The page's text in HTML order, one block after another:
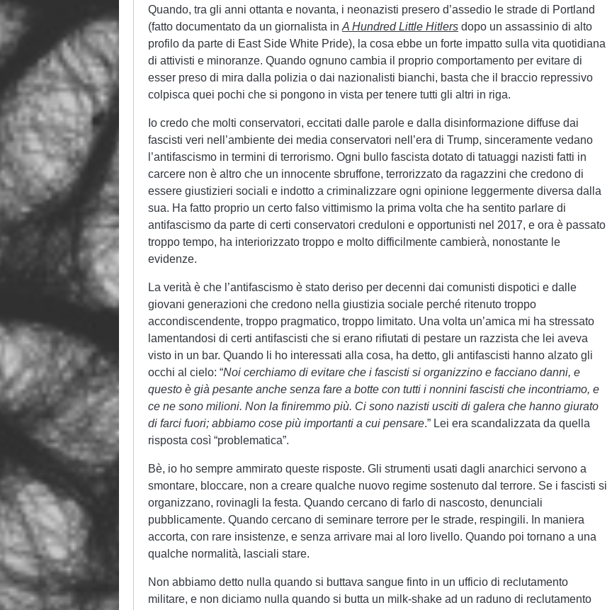
Quando, tra gli anni ottanta e novanta, i neonazisti presero d’assedio le strade di Portland
(fatto documentato da un giornalista in A Hundred Little Hitlers dopo un assassinio di alto
profilo da parte di East Side White Pride), la cosa ebbe un forte impatto sulla vita quotidiana
di attivisti e minoranze. Quando ognuno cambia il proprio comportamento per evitare di
esser preso di mira dalla polizia o dai nazionalisti bianchi, basta che il braccio repressivo
colpisca quei pochi che si pongono in vista per tenere tutti gli altri in riga.
Io credo che molti conservatori, eccitati dalle parole e dalla disinformazione diffuse dai
fascisti veri nell’ambiente dei media conservatori nell’era di Trump, sinceramente vedano
l’antifascismo in termini di terrorismo. Ogni bullo fascista dotato di tatuaggi nazisti fatti in
carcere non è altro che un innocente sbruffone, terrorizzato da ragazzini che credono di
essere giustizieri sociali e indotto a criminalizzare ogni opinione leggermente diversa dalla
sua. Ha fatto proprio un certo falso vittimismo la prima volta che ha sentito parlare di
antifascismo da parte di certi conservatori creduloni e opportunisti nel 2017, e ora è passato
troppo tempo, ha interiorizzato troppo e molto difficilmente cambierà, nonostante le
evidenze.
La verità è che l’antifascismo è stato deriso per decenni dai comunisti dispotici e dalle
giovani generazioni che credono nella giustizia sociale perché ritenuto troppo
accondiscendente, troppo pragmatico, troppo limitato. Una volta un’amica mi ha stressato
lamentandosi di certi antifascisti che si erano rifiutati di pestare un razzista che lei aveva
visto in un bar. Quando li ho interessati alla cosa, ha detto, gli antifascisti hanno alzato gli
occhi al cielo: “Noi cerchiamo di evitare che i fascisti si organizzino e facciano danni, e
questo è già pesante anche senza fare a botte con tutti i nonnini fascisti che incontriamo, e
ce ne sono milioni. Non la finiremmo più. Ci sono nazisti usciti di galera che hanno giurato
di farci fuori; abbiamo cose più importanti a cui pensare.” Lei era scandalizzata da quella
risposta così “problematica”.
Bè, io ho sempre ammirato queste risposte. Gli strumenti usati dagli anarchici servono a
smontare, bloccare, non a creare qualche nuovo regime sostenuto dal terrore. Se i fascisti si
organizzano, rovinagli la festa. Quando cercano di farlo di nascosto, denunciali
pubblicamente. Quando cercano di seminare terrore per le strade, respingili. In maniera
accorta, con rare insistenze, e senza arrivare mai al loro livello. Quando poi tornano a una
qualche normalità, lasciali stare.
Non abbiamo detto nulla quando si buttava sangue finto in un ufficio di reclutamento
militare, e non diciamo nulla quando si butta un milk-shake ad un raduno di reclutamento